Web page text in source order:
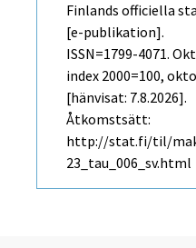
Finlands officiella
[e-publikation].
ISSN=1799-4071.
index 2000=100,
[hänvisat: 7.8.2026].
Åtkomstsätt:
http://stat.fi/til/
23_tau_006_sv.html